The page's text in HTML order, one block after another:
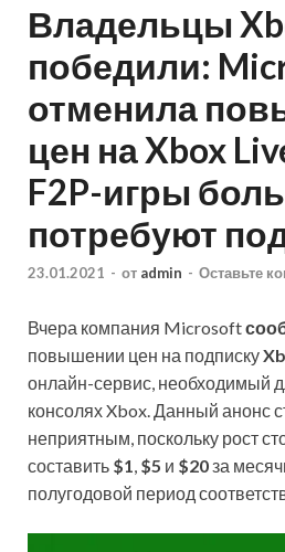
Владельцы
победили:
отменила
цен на Xbox
F2P-игры
потребуют
23.01.2021 - от admin - Оставьте
Вчера компания Microsoft
повышении цен на подписку
онлайн-сервис, необходимый
консолях Xbox. Данный анонс
неприятным, поскольку рост
составить $1, $5 и $20за
полугодовой период